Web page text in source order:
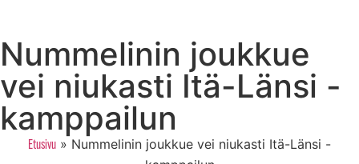
Nummelinin joukkue
vei niukasti Itä-Länsi -
kamppailun
Etusivu » Nummelinin joukkue vei niukasti Itä-Länsi -